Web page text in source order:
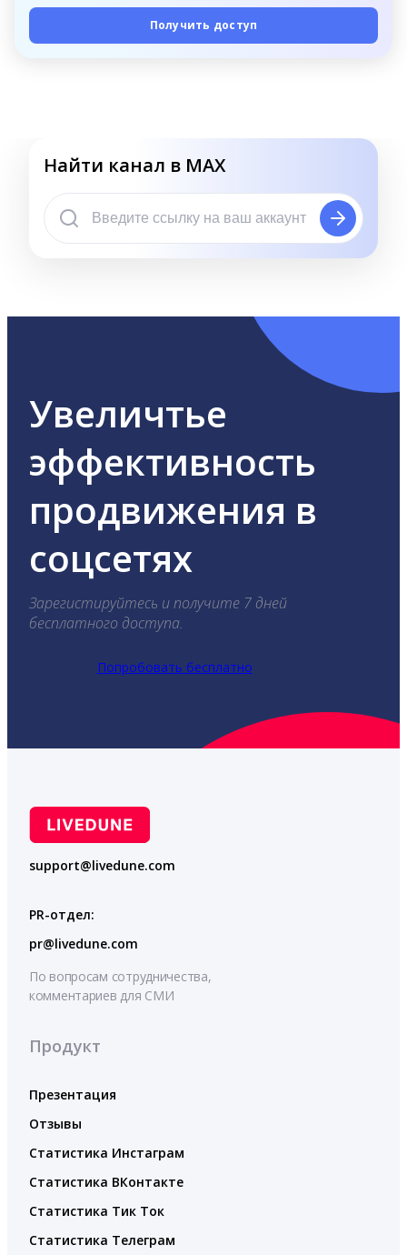
Получить доступ
Найти канал в MAX
Увеличтье
эффективность
продвижения в
соцсетях
Зарегистируйтесь и получите 7 дней
бесплатного доступа.
Попробовать бесплатно
support@livedune.com
PR-отдел:
pr@livedune.com
По вопросам сотрудничества,
комментариев для СМИ
Продукт
Презентация
Отзывы
Статистика Инстаграм
Статистика ВКонтакте
Статистика Тик Ток
Статистика Телеграм